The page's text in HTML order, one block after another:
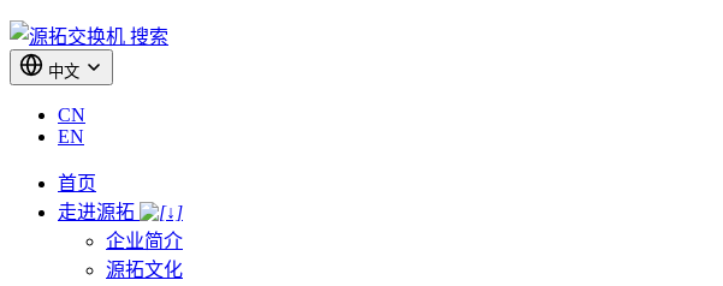
搜索
中文
CN
EN
首页
走进源拓
企业简介
源拓文化